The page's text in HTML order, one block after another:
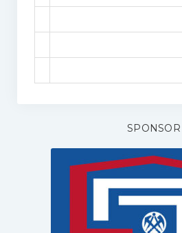
SPONSOR